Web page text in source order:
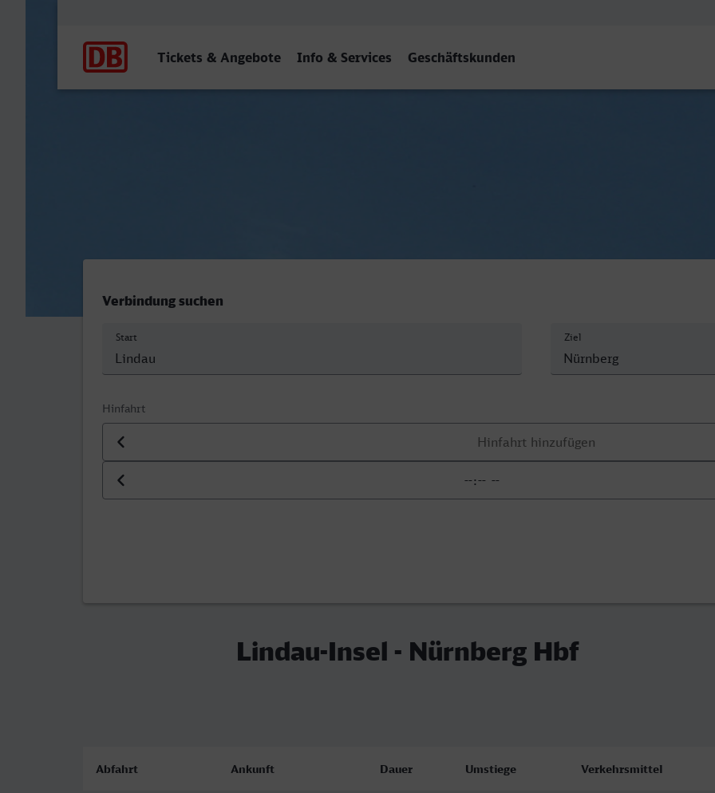
Tickets & Angebote Info & Services Geschäftskunden
Verbindung suchen
Start Ziel
Hinfahrt
Datum der Hinfahrt
Uhrzeit der Hinfahrt
Lindau-Insel - Nürnberg Hbf
Abfahrt Ankunft Dauer Umstiege Verkehrsmittel